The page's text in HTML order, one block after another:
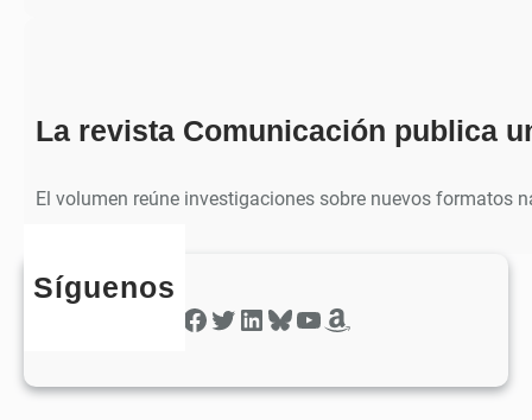
La revista Comunicación publica
El volumen reúne investigaciones sobre nuevos formatos
Síguenos
Facebook Twitter LinkedIn Bluesky YouTube Amazon